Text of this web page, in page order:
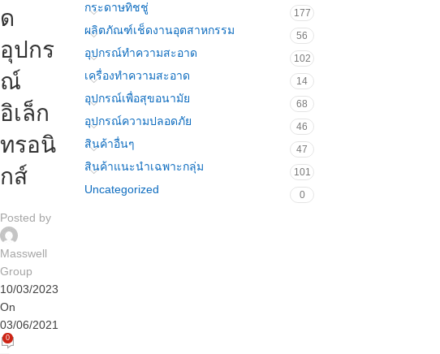
ด
อุปกร
ณ์
อิเล็ก
ทรอนิ
กส์
Posted by
Masswell
Group
10/03/2023
On
03/06/2021
0
กระดาษทิชชู่ 177
ผลิตภัณฑ์เช็ดงานอุตสาหกรรม 56
อุปกรณ์ทำความสะอาด 102
เครื่องทำความสะอาด 14
อุปกรณ์เพื่อสุขอนามัย 68
อุปกรณ์ความปลอดภัย 46
สินค้าอื่นๆ 47
สินค้าแนะนำเฉพาะกลุ่ม 101
Uncategorized 0